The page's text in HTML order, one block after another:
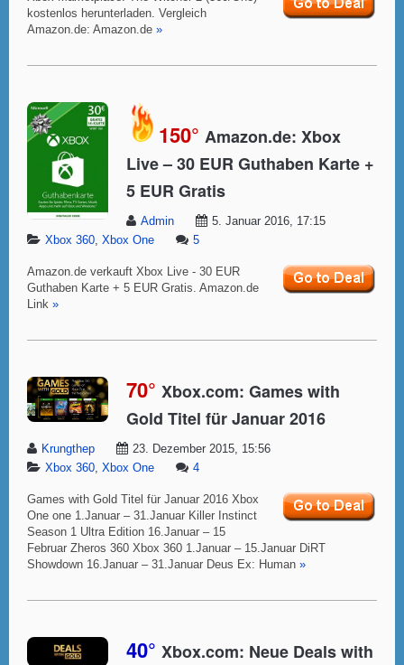
kostenlos herunterladen. Vergleich
Amazon.de: Amazon.de »
150° Amazon.de: Xbox
Live – 30 EUR Guthaben Karte +
5 EUR Gratis
Admin
5. Januar 2016, 17:15
Xbox 360 Xbox One 5
Amazon.de verkauft Xbox Live - 30 EUR
Guthaben Karte + 5 EUR Gratis. Amazon.de
Link »
70° Xbox.com: Games with
Gold Titel für Januar 2016
Krungthep
23. Dezember 2015, 15:56
Xbox 360 Xbox One 4
Games with Gold Titel für Januar 2016 Xbox
One one 1.Januar – 31.Januar Killer Instinct
Season 1 Ultra Edition 16.Januar – 15
Februar Zheros 360 Xbox 360 1.Januar – 15.Januar DiRT
Showdown 16.Januar – 31.Januar Deus Ex: Human »
40° Xbox.com: Neue Deals with